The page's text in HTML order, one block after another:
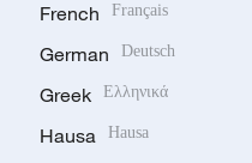
French Français
German Deutsch
Greek Ελληνικά
Hausa Hausa